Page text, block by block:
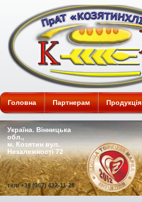
ПАТ "Козятинхліб"
Головна Партнерам Продукція
Україна. Вінницька
обл.,
м. Козятин вул.
Незалежності 72
тел: +38 (067) 432-11-28